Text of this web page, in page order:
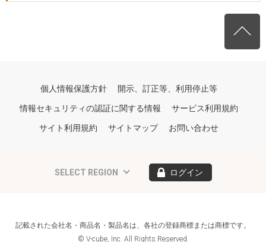
個人情報保護方針 開示、訂正等、利用停止等
情報セキュリティの認証に関する情報 サービス利用規約
サイト利用規約 サイトマップ お問い合わせ
SELECT REGION ログイン
記載された会社名・商品名・製品名は、各社の登録商標または商標です。
© V-cube, Inc. All Rights Reserved.